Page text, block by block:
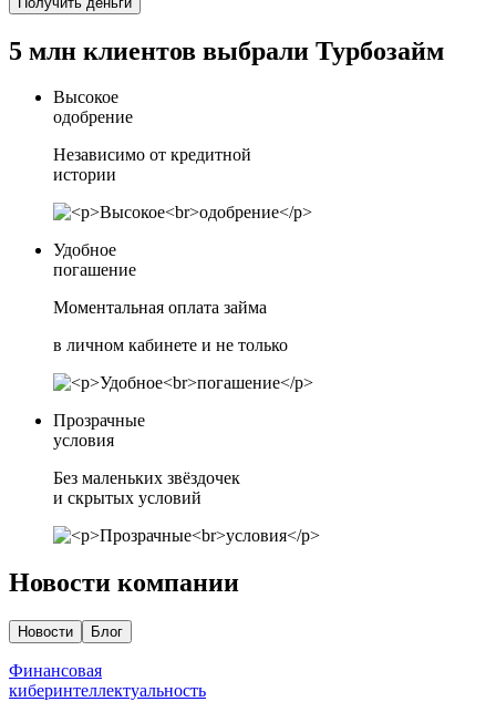
5 млн клиентов выбрали Турбозайм
Высокое
одобрение
Независимо от кредитной
истории
Удобное
погашение
Моментальная оплата займа
в личном кабинете и не только
Прозрачные
условия
Без маленьких звёздочек
и скрытых условий
Новости компании
Новости Блог
Финансовая
киберинтеллектуальность